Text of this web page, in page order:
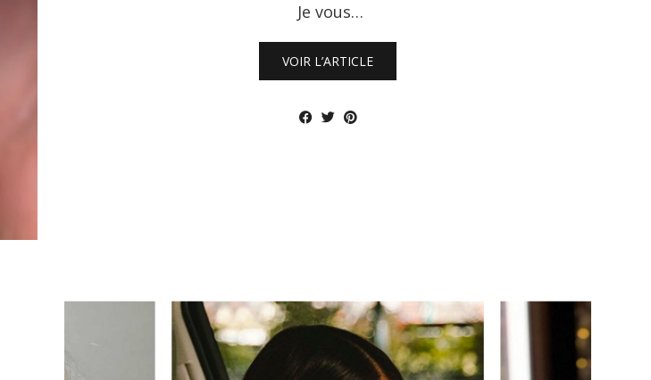
Je vous…
VOIR L’ARTICLE